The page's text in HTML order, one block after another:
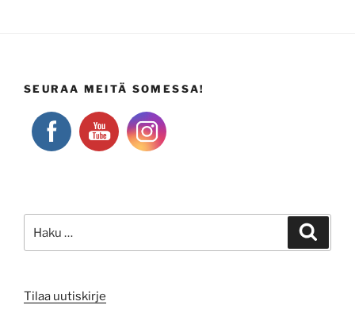
SEURAA MEITÄ SOMESSA!
Tilaa uutiskirje